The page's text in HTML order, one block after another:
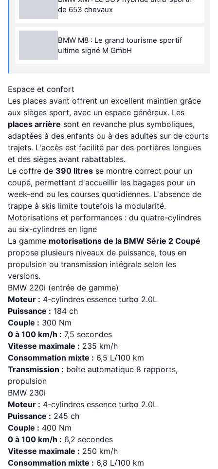
de 653 chevaux
BMW M8 : Le grand tourisme sportif
ultime signé M GmbH
Espace et confort
Les places avant offrent un excellent maintien grâce
aux sièges sport, avec un espace généreux. Les
places arrière sont en revanche plus symboliques,
adaptées à des enfants ou à des adultes sur de courts
trajets. L'accès est facilité par des portières longues
et des sièges avant rabattables.
Le coffre de 390 litres se montre correct pour un
coupé, permettant d'accueillir les bagages pour un
week-end ou les courses quotidiennes. L'absence de
trappe à skis limite toutefois la modularité.
Motorisations et performances : du quatre-cylindres
au six-cylindres en ligne
La gamme motorisations de la BMW Série 2 Coupé
propose plusieurs niveaux de puissance, tous en
propulsion ou transmission intégrale selon les
versions.
BMW 220i (entrée de gamme)
Moteur : 4-cylindres essence turbo 2.0L
Puissance : 184 ch
Couple : 300 Nm
0 à 100 km/h : 7,5 secondes
Vitesse maximale : 235 km/h
Consommation mixte : 6,5 L/100 km
Transmission : boîte automatique 8 rapports,
propulsion
BMW 230i
Moteur : 4-cylindres essence turbo 2.0L
Puissance : 245 ch
Couple : 400 Nm
0 à 100 km/h : 6,2 secondes
Vitesse maximale : 250 km/h
Consommation mixte : 6,8 L/100 km